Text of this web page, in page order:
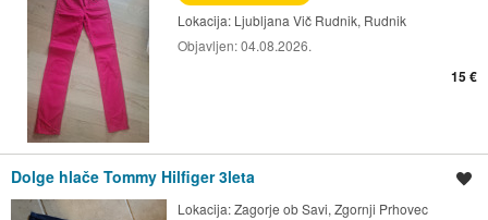
Lokacija: Ljubljana Vič Rudnik, Rudnik
Objavljen:04.08.2026.
15 €
Dolge hlače Tommy Hilfiger 3leta
Lokacija:Zagorje ob Savi, Zgornji Prhovec